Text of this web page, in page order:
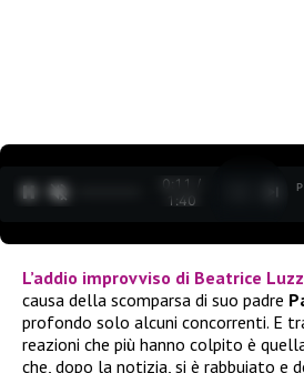
0:13 /
1:40
L’addio improvviso di Beatrice
causa della scomparsa di suo padre
profondo solo alcuni concorrenti. E
reazioni che più hanno colpito è
che, dopo la notizia, si è rabbuiato